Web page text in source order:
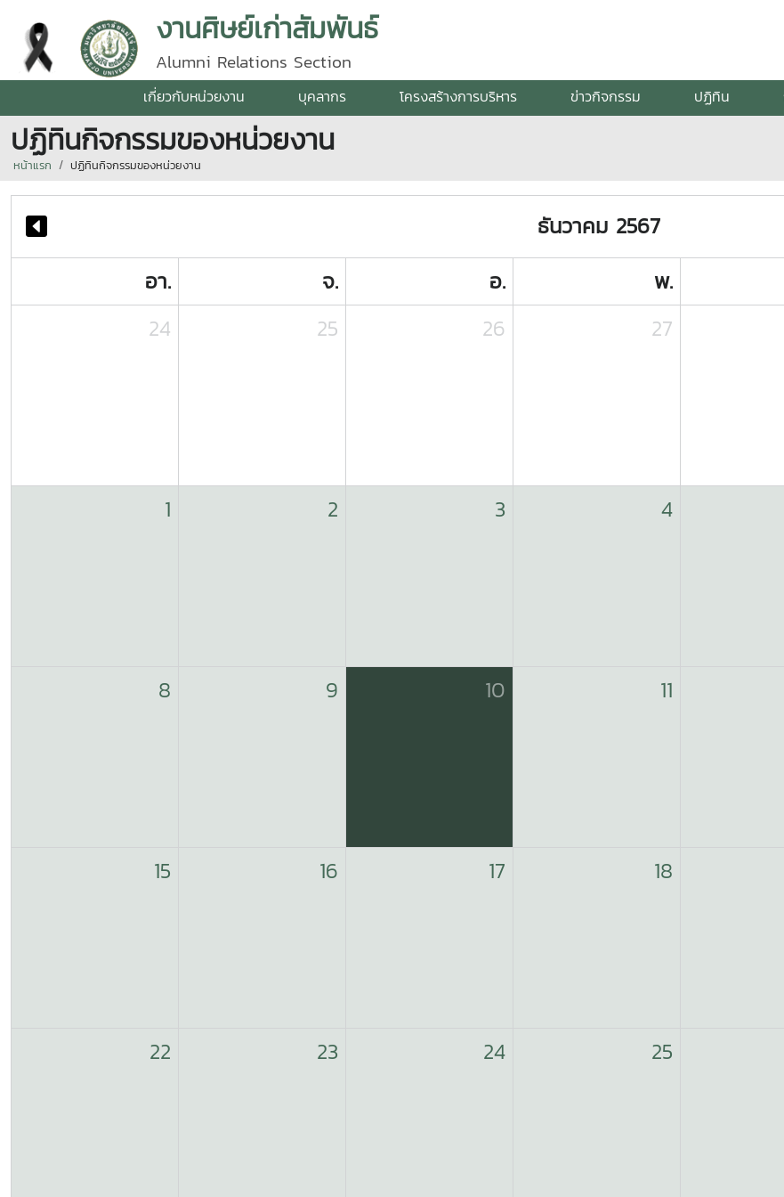
งานศิษย์เก่าสัมพันธ์
Alumni Relations Section
เกี่ยวกับหน่วยงาน บุคลากร โครงสร้างการบริหาร ข่าวกิจกรรม ปฏิทิน
ปฏิทินกิจกรรมของหน่วยงาน
หน้าแรก ปฏิทินกิจกรรมของหน่วยงาน
ธันวาคม 2567
อา.
จ. อ. พ.
24
25 26 27
1 2 3 4
8 9 10 11
15 16 17 18
22 23 24 25